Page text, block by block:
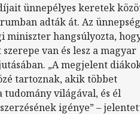
ünnepélyes keretek
adták át. Az
miniszter hangsúlyozta,
van és lesz a magyar
„A megjelent
tartoznak, akik többet
világával, és él
igénye” –